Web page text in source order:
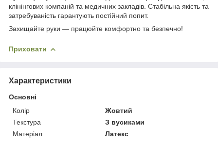
клінінгових компаній та медичних закладів. Стабільна якість та
затребуваність гарантують постійний попит.
Захищайте руки — працюйте комфортно та безпечно!
Приховати
Характеристики
Основні
Колір
Жовтий
Текстура
З вусиками
Матеріал
Латекс